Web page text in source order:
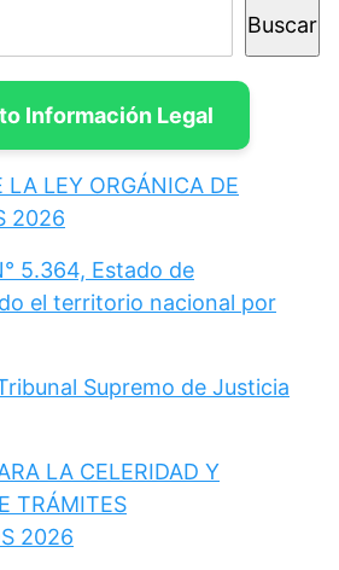
Buscar
Información Legal
LA LEY ORGÁNICA DE
2026
5.364, Estado de
el territorio nacional por
Supremo de Justicia
LA CELERIDAD Y
TRÁMITES
2026